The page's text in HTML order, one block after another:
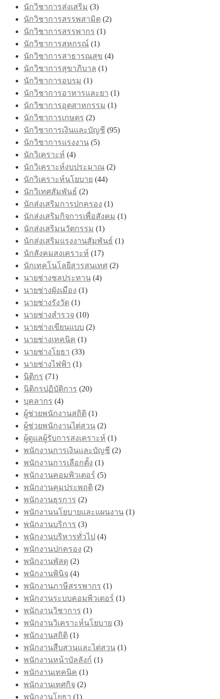
นักวิชาการส่งเสริม (3)
นักวิชาการสรรพสามิต (2)
นักวิชาการสรรพากร (1)
นักวิชาการสหกรณ์ (1)
นักวิชาการสาธารณสุข (4)
นักวิชาการสุขาภิบาล (1)
นักวิชาการอบรม (1)
นักวิชาการอาหารและยา (1)
นักวิชาการอุตสาหกรรม (1)
นักวิชาการเกษตร (2)
นักวิชาการเงินและบัญชี (95)
นักวิชาการแรงงาน (5)
นักวิเคราะห์ (4)
นักวิเคราะห์งบประมาณ (2)
นักวิเคราะห์นโยบาย (44)
นักวิเทศสัมพันธ์ (2)
นักส่งเสริมการปกครอง (1)
นักส่งเสริมกิจการเพื่อสังคม (1)
นักส่งเสริมนวัตกรรม (1)
นักส่งเสริมแรงงานสัมพันธ์ (1)
นักสังคมสงเคราะห์ (17)
นักเทคโนโลยีสารสนเทศ (2)
นายช่างชลประทาน (4)
นายช่างผังเมือง (1)
นายช่างรังวัด (1)
นายช่างสำรวจ (10)
นายช่างเขียนแบบ (2)
นายช่างเทคนิค (1)
นายช่างโยธา (33)
นายช่างไฟฟ้า (1)
นิติกร (71)
นิติกรปฏิบัติการ (20)
บุคลากร (4)
ผู้ช่วยพนักงานสถิติ (1)
ผู้ช่วยพนักงานไต่สวน (2)
ผู้ดูแลผู้รับการสงเคราะห์ (1)
พนักงานการเงินและบัญชี (2)
พนักงานการเลือกตั้ง (1)
พนักงานคอมพิวเตอร์ (5)
พนักงานคุมประพฤติ (2)
พนักงานธุรการ (2)
พนักงานนโยบายและแผนงาน (1)
พนักงานบริการ (3)
พนักงานบริหารทั่วไป (4)
พนักงานปกครอง (2)
พนักงานพัสดุ (2)
พนักงานพินิจ (4)
พนักงานภาษีสรรพากร (1)
พนักงานระบบคอมพิวเตอร์ (1)
พนักงานวิชาการ (1)
พนักงานวิเคราะห์นโยบาย (3)
พนักงานสถิติ (1)
พนักงานสืบสวนและไต่สวน (1)
พนักงานหน้าบัลลังก์ (1)
พนักงานเทคนิค (1)
พนักงานเทศกิจ (2)
พนักงานโยธา (1)